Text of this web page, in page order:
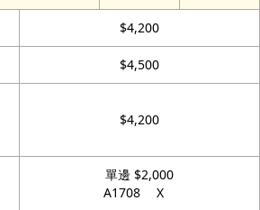
$4,200
$4,500
$4,200
單邊 $2,000
A1708 X